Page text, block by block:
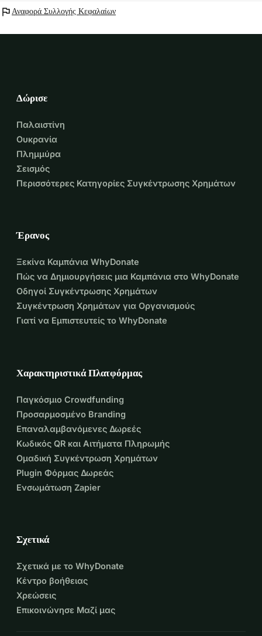
flag Αναφορά Συλλογής Κεφαλαίων
Δώρισε
Παλαιστίνη
Ουκρανία
Πλημμύρα
Σεισμός
Περισσότερες Κατηγορίες Συγκέντρωσης Χρημάτων
Έρανος
Ξεκίνα Καμπάνια WhyDonate
Πώς να Δημιουργήσεις μια Καμπάνια στο WhyDonate
Οδηγοί Συγκέντρωσης Χρημάτων
Συγκέντρωση Χρημάτων για Οργανισμούς
Γιατί να Εμπιστευτείς το WhyDonate
Χαρακτηριστικά Πλατφόρμας
Παγκόσμιο Crowdfunding
Προσαρμοσμένο Branding
Επαναλαμβανόμενες Δωρεές
Κωδικός QR και Αιτήματα Πληρωμής
Ομαδική Συγκέντρωση Χρημάτων
Plugin Φόρμας Δωρεάς
Ενσωμάτωση Zapier
Σχετικά
Σχετικά με το WhyDonate
Κέντρο βοήθειας
Χρεώσεις
Επικοινώνησε Μαζί μας